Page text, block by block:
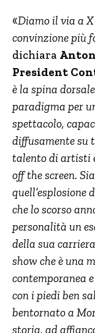
«Diamo il via a X
convinzione più
dichiara
President
è la spina
paradigma per
spettacolo,
diffusamente su
talento di artisti
off the screen.
quell’esplosione
che lo scorso
personalità un
della sua
show che è una
contemporanea
con i piedi ben
bentornato a
storia, ad